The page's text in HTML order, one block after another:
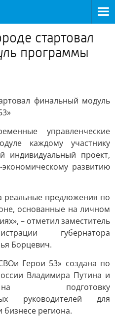
стартовал
программы
финальный модуль
управленческие
каждому участнику
индивидуальный проект,
развитию
реальные предложения по
основанные на личном
– отметил заместитель
губернатора
Борцевич.
Герои 53» создана по
Владимира Путина и
подготовку
руководителей для
бизнесе региона.